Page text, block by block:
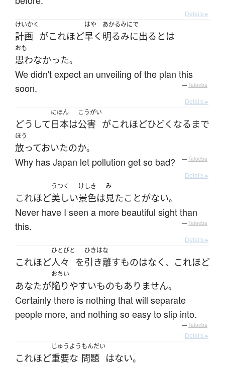
Details ▸
けいかく
計画 がこれほど
はや
早く
あかるみにで
明るみに出る とは
おも
思わなかった。
We didn't expect an unveiling of the plan this
soon.
— Tatoeba
Details ▸
どうして
にほん
日本は
こうがい
公害 がこれほどひどく なる まで
ほう
放っておいたのか。
Why has Japan let pollution get so bad? — Tatoeba
Details ▸
これほど
うつく
美しい
けしき
景色は
み
見たことがない。
Never have I seen a more beautiful sight than
this.
— Tatoeba
Details ▸
これほど
ひとびと
人々 を
ひきはな
引き離すものはなく 、 これほど
あなたが
おちい
陥りやすいものもありません。
Certainly there is nothing that will separate
people more, and nothing so easy to slip into.
— Tatoeba
Details ▸
これほど
じゅうよう
重要な
もんだい
問題 はない。